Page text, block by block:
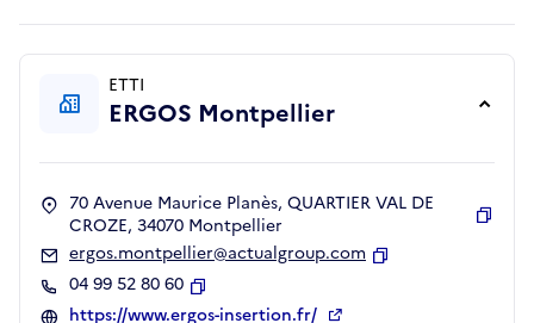
ETTI
ERGOS Montpellier
70 Avenue Maurice Planès, QUARTIER VAL DE
CROZE, 34070 Montpellier
ergos.montpellier@actualgroup.com
04 99 52 80 60
Copier
https://www.ergos-insertion.fr/